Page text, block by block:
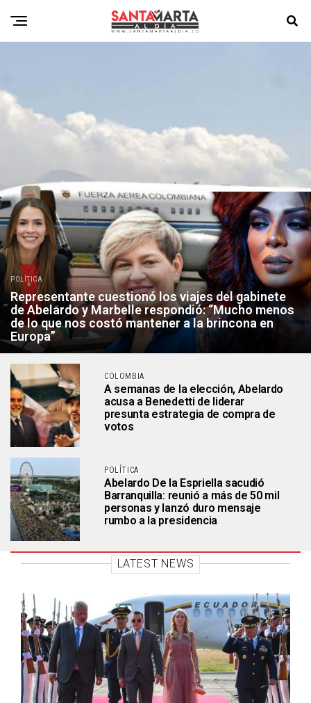
POLÍTICA
Representante cuestionó los viajes del gabinete
de Abelardo y Marbelle respondió: “Mucho menos
de lo que nos costó mantener a la brincona en
Europa”
COLOMBIA
A semanas de la elección, Abelardo
acusa a Benedetti de liderar
presunta estrategia de compra de
votos
POLÍTICA
Abelardo De la Espriella sacudió
Barranquilla: reunió a más de 50 mil
personas y lanzó duro mensaje
rumbo a la presidencia
LATEST NEWS